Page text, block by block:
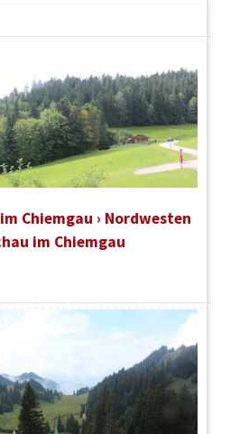
Chiemgau › Nordwesten
im Chiemgau